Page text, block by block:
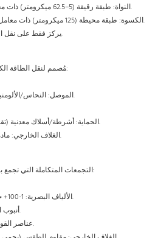
النواة: طبقة رقيقة (5–62.5 ميكرومتر) ذات معامل انكسار مرتفع (تحبس الضوء).
الكسوة: طبقة محيطة (125 ميكرومتر) ذات معامل انكسار أقل (تتيح انعكاس الضوء).
يركز فقط على نقل الضوء، ويفتقر إلى الطبقات الواقية.
مُصمم لنقل الطاقة الكهربائية، مع بنية قوية متعددة الطبقات:
الموصل: النحاس/الألومنيوم (مقاومة منخفضة، يحمل التيار).
الحماية: أشرطة/أسلاك معدنية (تقلل من التداخل الكهرومغناطيسي).
الغلاف الخارجي: مادة متينة (تقاوم الرطوبة والصدمات).
التجمعات المتكاملة التي تجمع بين الألياف الزجاجية البصرية والحماية:
الألياف البصرية: 1-100+ خصلة من الألياف الزجاجية البصرية.
أنبوب العازل: طبقة مرنة (تمتص الضغط).
عناصر القوة: الأراميد/الفولاذ (يعزز قوة الشد).